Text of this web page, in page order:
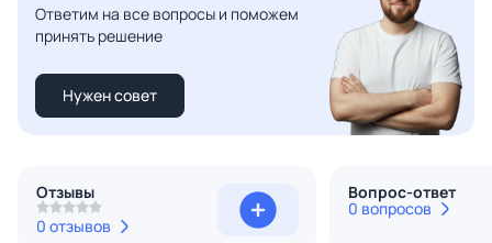
Ответим на все вопросы и поможем
принять решение
Нужен совет
Отзывы
0 отзывов
Вопрос-ответ
0 вопросов